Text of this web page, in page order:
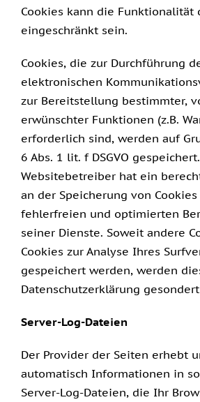
Cookies kann die Funktionalität
eingeschränkt sein.
Cookies, die zur Durchführung
elektronischen
zur Bereitstellung bestimmter,
erwünschter Funktionen (z.B.
erforderlich sind, werden auf
6 Abs. 1 lit. f DSGVO
Websitebetreiber hat ein
an der Speicherung von
fehlerfreien und optimierten
seiner Dienste. Soweit andere
Cookies zur Analyse Ihres
gespeichert werden, werden
Datenschutzerklärung
Server-Log-Dateien
Der Provider der Seiten erhebt
automatisch Informationen in
Server-Log-Dateien, die Ihr